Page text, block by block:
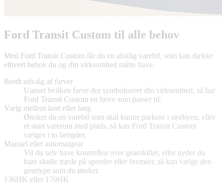
Ford Transit Custom til alle behov
Med Ford Transit Custom får du en alsidig varebil, som kan dække
ethvert behov du og din virksomhed måtte have.
Bredt udvalg af farver
Uanset hvilken farve der symboliserer din virksomhed, så har
Ford Transit Custom en farve som passer til.
Vælg mellem kort eller lang
Ønsker du en varebil som skal kunne parkere i storbyen, eller
et stort varerum med plads, så kan Ford Transit Custom
vælges i to længder.
Manuel eller automatgear
Vil du selv have kontrollen over gearskiftet, eller nyder du
bare skulle træde på speeder eller bremser, så kan vælge den
geartype som du ønsker.
136HK eller 170HK